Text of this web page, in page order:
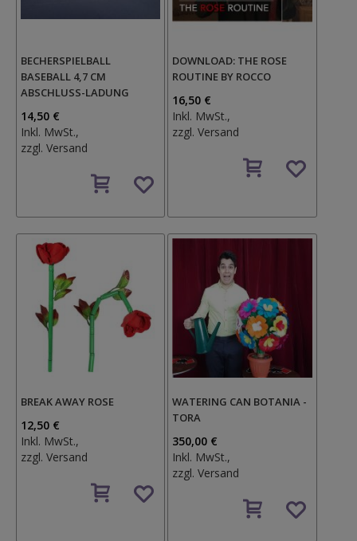
BECHERSPIELBALL
BASEBALL 4,7 CM
ABSCHLUSS-LADUNG
14,50 €
Inkl. MwSt.,
zzgl. Versand
den
DOWNLOAD: THE ROSE
ROUTINE BY ROCCO
16,50 €
Inkl. MwSt.,
zzgl.Versand
den
BREAK AWAY ROSE
12,50 €
Inkl. MwSt.,
zzgl. Versand
den
WATERING CAN BOTANIA -
TORA
350,00 €
Inkl. MwSt.,
zzgl.Versand
den